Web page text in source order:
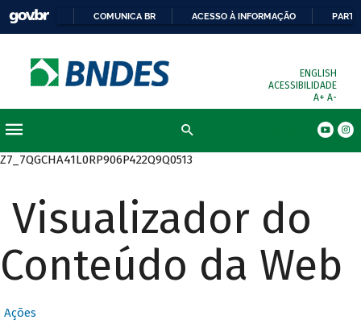
COMUNICA BR ACESSO À INFORMAÇÃO
ENGLISH
ACESSIBILIDADE
A+ A-
Z7_7QGCHA41L0RP906P422Q9Q0513
Visualizador do
Conteúdo da Web
Ações